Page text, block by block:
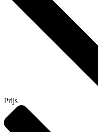
Prijs